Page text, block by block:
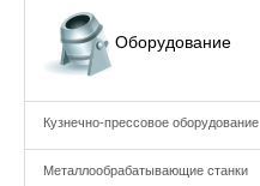
Оборудование
Кузнечно-прессовое оборудование
Металлообрабатывающие станки